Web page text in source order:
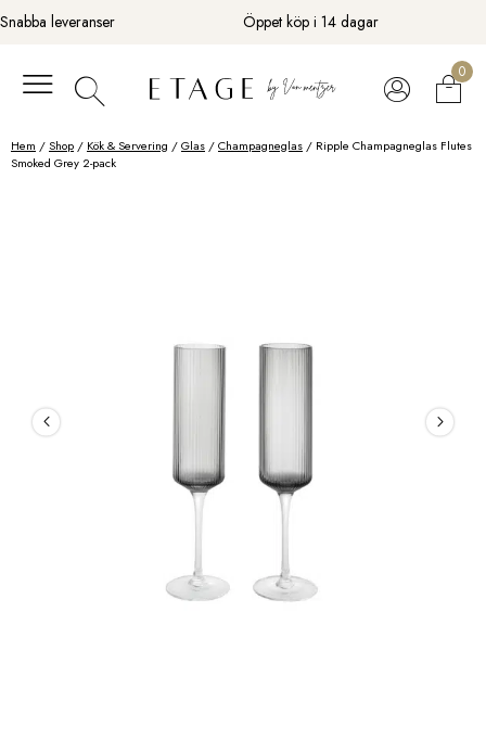
Fortsätt
till
Snabba leveranser Öppet köp i 14 dagar
0
Hem /Shop / Kök & Servering /Glas /Champagneglas / Ripple Champagneglas Flutes
Smoked Grey 2-pack